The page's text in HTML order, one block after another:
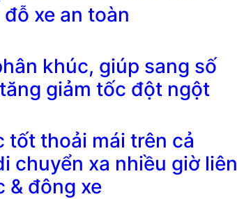
xe an toàn
khúc, giúp sang số
giảm tốc đột ngột
tốt thoải mái trên cả
chuyển xa nhiều giờ liên
& đông xe